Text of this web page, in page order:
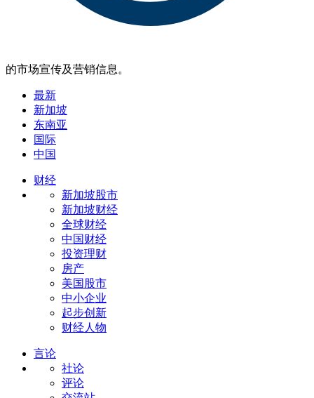
的市场宣传及营销信息。
最新
新加坡
东南亚
国际
中国
财经
新加坡股市
新加坡财经
全球财经
中国财经
投资理财
房产
美国股市
中小企业
起步创新
财经人物
言论
社论
评论